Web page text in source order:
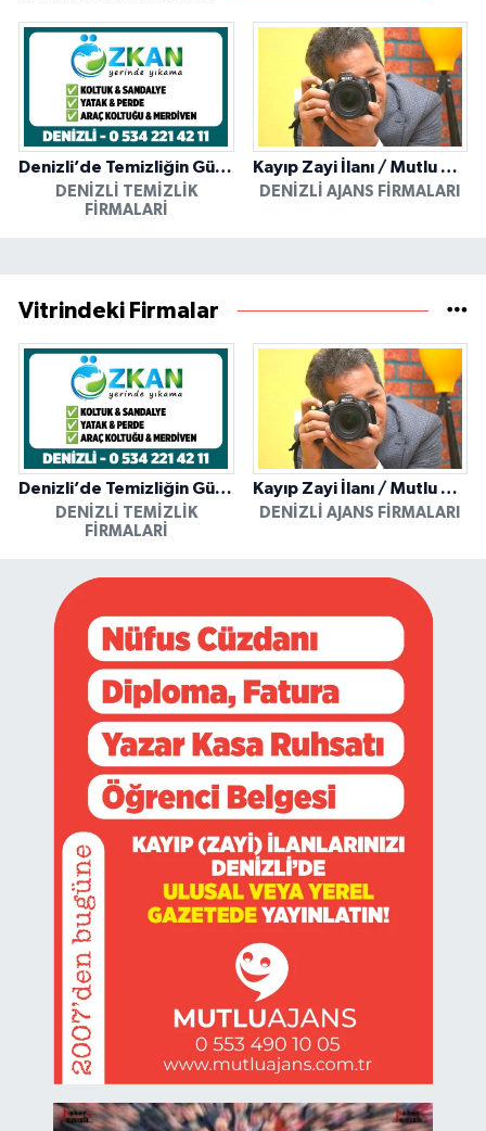
Denizli’de Temizliğin Güvenilir Adresi: Özkan Yerinde Yıkama
DENIZLI TEMIZLIK
FIRMALARI
Kayıp Zayi İlanı / Mutlu Ajans / Denizli
DENIZLI AJANS FIRMALARI
Vitrindeki Firmalar
Denizli’de Temizliğin Güvenilir Adresi: Özkan Yerinde Yıkama
DENIZLI TEMIZLIK
FIRMALARI
Kayıp Zayi İlanı / Mutlu Ajans / Denizli
DENIZLI AJANS FIRMALARI